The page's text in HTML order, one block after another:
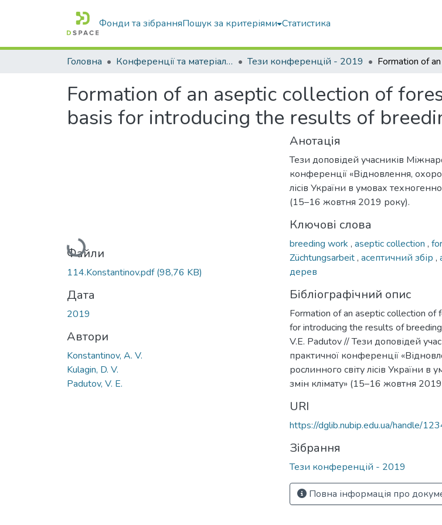
Фонди та зібранняПошук за критеріями Статистика
Головна Конференції та матеріали конференцій Тези конференцій - 2019
Formation of an aseptic collection of
basis for introducing the results of
Вантажиться...
Файли
114.Konstantinov.pdf(98,76 KB)
Дата
2019
Автори
Konstantinov, A. V.
Kulagin, D. V.
Padutov, V. E.
Анотація
Тези доповідей учасників
конференції «Відновлення,
лісів України в умовах
(15–16 жовтня 2019 року).
Ключові слова
breeding work , aseptic collection ,
Züchtungsarbeit, асептичний збір ,
дерев
Бібліографічний опис
Formation of an aseptic collection
for introducing the results of
V.E. Padutov // Тези доповідей
практичної конференції
рослинного світу лісів України
змін клімату» (15–16 жовтня
URI
https://dglib.nubip.edu.ua/handle/
Зібрання
Тези конференцій - 2019
Повна інформація про